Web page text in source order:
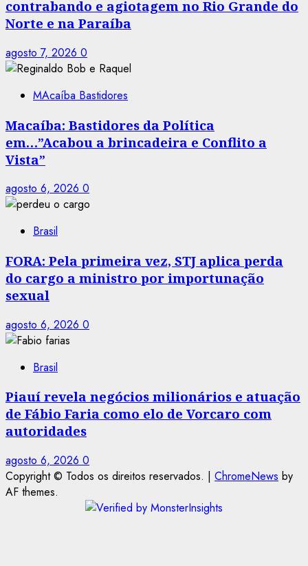
contrabando e agiotagem no Rio Grande do
Norte e na Paraíba
agosto 7, 2026 0
MAcaíba Bastidores
Macaíba: Bastidores da Política
em…”Acabou a brincadeira e Conflito a
Vista”
agosto 6, 2026 0
Brasil
FORA: Pela primeira vez, STJ aplica perda
do cargo a ministro por importunação
sexual
agosto 6, 2026 0
Brasil
Piauí revela negócios milionários e atuação
de Fábio Faria como elo de Vorcaro com
autoridades
agosto 6, 2026 0
Copyright © Todos os direitos reservados. | ChromeNews by
AF themes.